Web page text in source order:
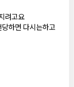
려고요
하면 다시는하고